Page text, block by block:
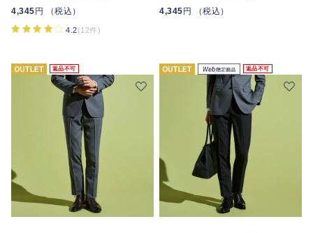
4,345円 （税込）
4.2(12件)
4,345円 （税込）
返品不可 返品不可